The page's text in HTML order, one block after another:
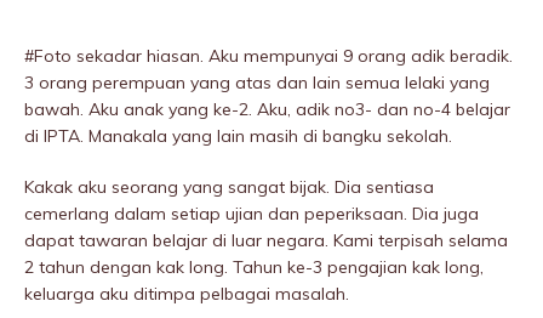
#Foto sekadar hiasan. Aku mempunyai 9 orang adik beradik.
3 orang perempuan yang atas dan lain semua lelaki yang
bawah. Aku anak yang ke-2. Aku, adik no3- dan no-4 belajar
di IPTA. Manakala yang lain masih di bangku sekolah.
Kakak aku seorang yang sangat bijak. Dia sentiasa
cemerlang dalam setiap ujian dan peperiksaan. Dia juga
dapat tawaran belajar di luar negara. Kami terpisah selama
2 tahun dengan kak long. Tahun ke-3 pengajian kak long,
keluarga aku ditimpa pelbagai masalah.